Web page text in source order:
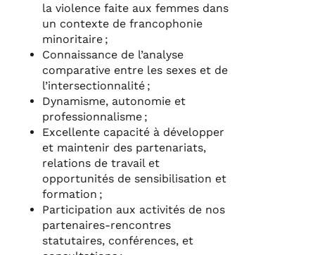
la violence faite aux femmes dans
un contexte de francophonie
minoritaire ;
Connaissance de l’analyse
comparative entre les sexes et de
l’intersectionnalité ;
Dynamisme, autonomie et
professionnalisme ;
Excellente capacité à développer
et maintenir des partenariats,
relations de travail et
opportunités de sensibilisation et
formation ;
Participation aux activités de nos
partenaires-rencontres
statutaires, conférences, et